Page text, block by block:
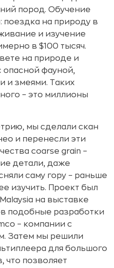
пород. Обучение
поездка на природу в
и изучение
в $100 тысяч.
на природе и
опасной фауной,
и змеями. Таких
– это миллионы
мы сделали скан
и перенесли эти
coarse grain –
детали, даже
саму гору – раньше
изучить. Проект был
на выставке
подобные разработки
– компании с
Затем мы решили
для большого
что позволяет